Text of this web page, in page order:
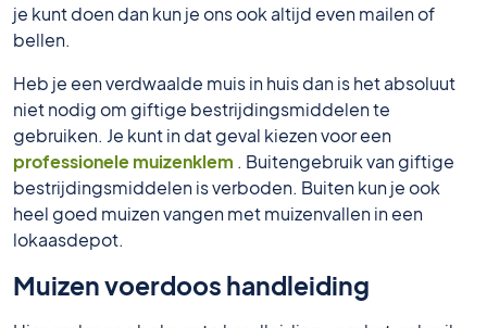
je kunt doen dan kun je ons ook altijd even mailen of
bellen.
Heb je een verdwaalde muis in huis dan is het absoluut
niet nodig om giftige bestrijdingsmiddelen te
gebruiken. Je kunt in dat geval kiezen voor een
professionele muizenklem . Buitengebruik van giftige
bestrijdingsmiddelen is verboden. Buiten kun je ook
heel goed muizen vangen met muizenvallen in een
lokaasdepot.
Muizen voerdoos handleiding